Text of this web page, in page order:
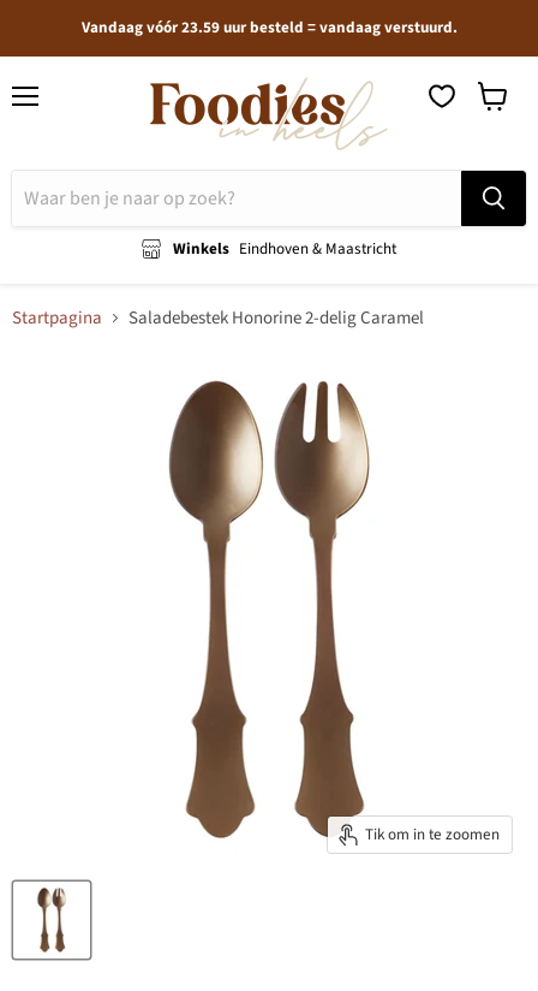
Vandaag vóór 23.59 uur besteld = vandaag verstuurd.
Winkels Eindhoven & Maastricht
Startpagina Saladebestek Honorine 2-delig Caramel
Tik om in te zoomen